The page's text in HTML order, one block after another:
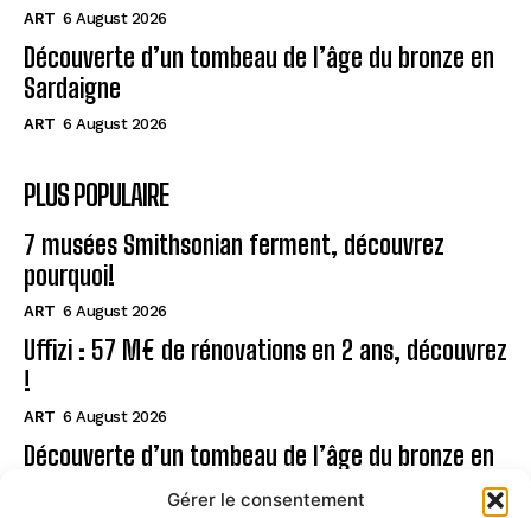
Gérer le consentement
ART 6 August 2026
Découverte d’un tombeau de l’âge du bronze en
Sardaigne
ART 6 August 2026
PLUS POPULAIRE
7 musées Smithsonian ferment, découvrez
pourquoi!
ART 6 August 2026
Uffizi : 57 M€ de rénovations en 2 ans, découvrez
!
ART 6 August 2026
Découverte d’un tombeau de l’âge du bronze en